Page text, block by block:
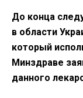
До конца
в области
который
Минздраве
данного